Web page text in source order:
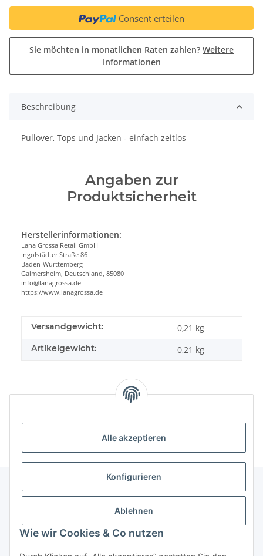
Alle akzeptieren
Konfigurieren
Ablehnen
Wie wir Cookies & Co nutzen
Consent erteilen
Sie möchten in monatlichen Raten zahlen? Weitere
Informationen
Beschreibung
Pullover, Tops und Jacken - einfach zeitlos
Angaben zur
Produktsicherheit
Herstellerinformationen:
Lana Grossa Retail GmbH
Ingolstädter Straße 86
Baden-Württemberg
Gaimersheim, Deutschland, 85080
info@lanagrossa.de
https://www.lanagrossa.de
Produkteigenschaft
Wert
Versandgewicht: 0,21 kg
Artikelgewicht: 0,21 kg